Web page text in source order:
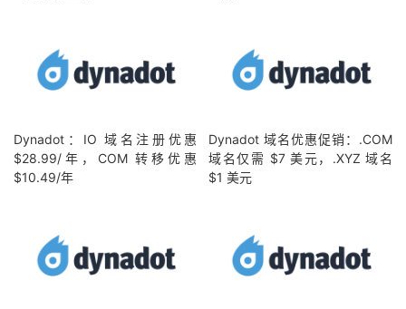
Dynadot：IO 域名注册优惠
$28.99/年，COM 转移优惠
$10.49/年
Dynadot 域名优惠促销：.COM
域名仅需 $7 美元，.XYZ 域名
$1 美元